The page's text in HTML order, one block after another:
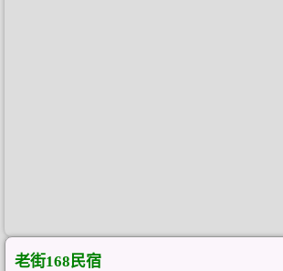
老街168民宿